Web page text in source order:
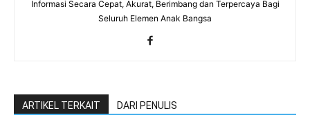
Informasi Secara Cepat, Akurat, Berimbang dan Terpercaya Bagi
Seluruh Elemen Anak Bangsa
ARTIKEL TERKAIT DARI PENULIS